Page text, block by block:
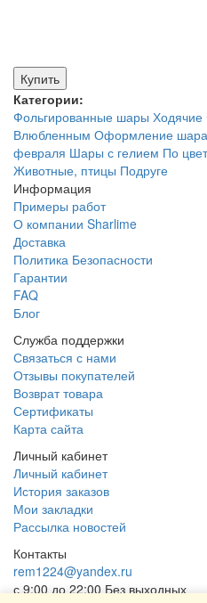
Купить
Категории:
Фольгированные шары Ходячие
Влюбленным Оформление
февраля Шары с гелием По
Животные, птицы Подруге
Информация
Примеры работ
О компании Sharlime
Доставка
Политика Безопасности
Гарантии
FAQ
Блог
Служба поддержки
Связаться с нами
Отзывы покупателей
Возврат товара
Сертификаты
Карта сайта
Личный кабинет
Личный кабинет
История заказов
Мои закладки
Рассылка новостей
Контакты
rem1224@yandex.ru
с 9:00 до 22:00 Без выходных